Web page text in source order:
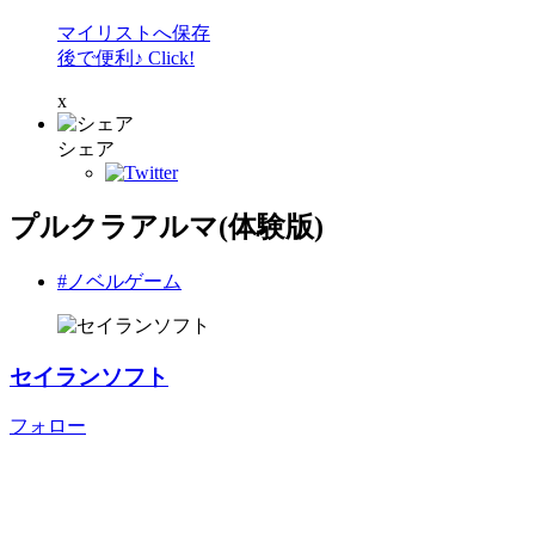
マイリストへ保存
後で便利♪ Click!
x
シェア
プルクラアルマ(体験版)
#ノベルゲーム
セイランソフト
フォロー